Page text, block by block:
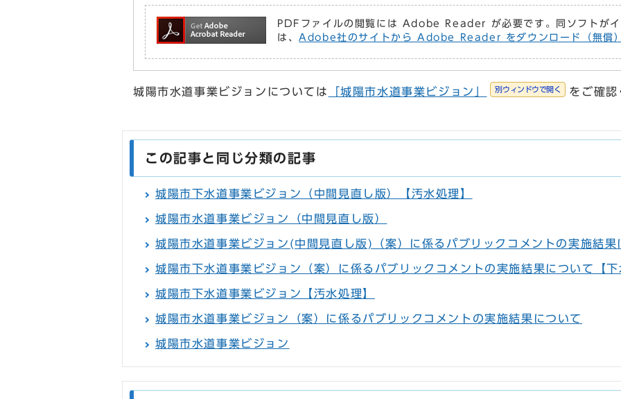
PDFファイルの閲覧には Adobe Reader が必要です。同ソフトがイ
は、Adobe社のサイトから Adobe Reader をダウンロード（無償）
城陽市水道事業ビジョンについては 「城陽市水道事業ビジョン」 別ウィンドウで開く をご確認
この記事と同じ分類の記事
城陽市下水道事業ビジョン（中間見直し版）【汚水処理】
城陽市水道事業ビジョン（中間見直し版）
城陽市水道事業ビジョン(中間見直し版)（案）に係るパブリックコメントの実施結果
城陽市下水道事業ビジョン（案）に係るパブリックコメントの実施結果について【下
城陽市下水道事業ビジョン【汚水処理】
城陽市水道事業ビジョン（案）に係るパブリックコメントの実施結果について
城陽市水道事業ビジョン